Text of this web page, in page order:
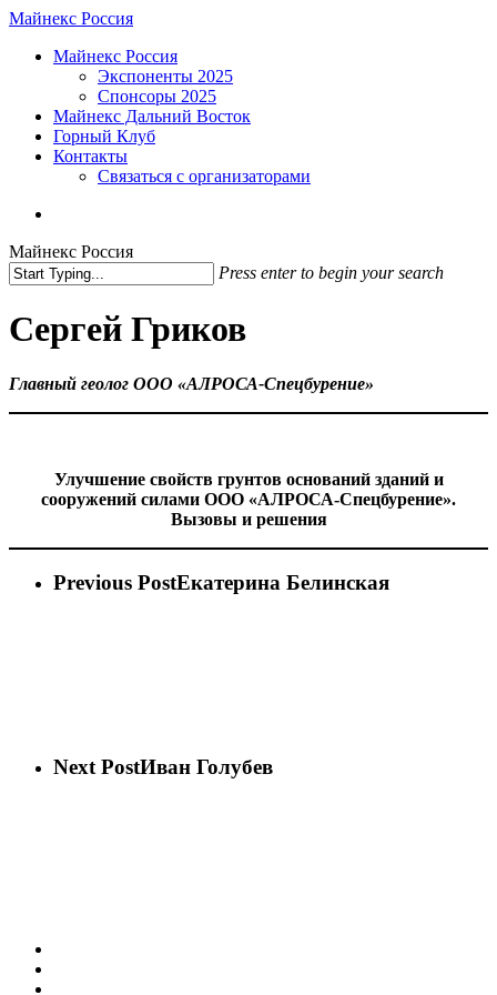
Skip
main
Майнекс Россия
Menu
Майнекс Россия
Экспоненты 2025
Спонсоры 2025
Майнекс Дальний Восток
Горный Клуб
Контакты
Связаться с организаторами
Майнекс Россия
Press enter to begin your search
Search
Сергей Гриков
Главный геолог ООО «АЛРОСА-Спецбурение»
Улучшение свойств грунтов оснований зданий и
сооружений силами ООО «АЛРОСА-Спецбурение».
Вызовы и решения
Previous PostЕкатерина Белинская
Next PostИван Голубев